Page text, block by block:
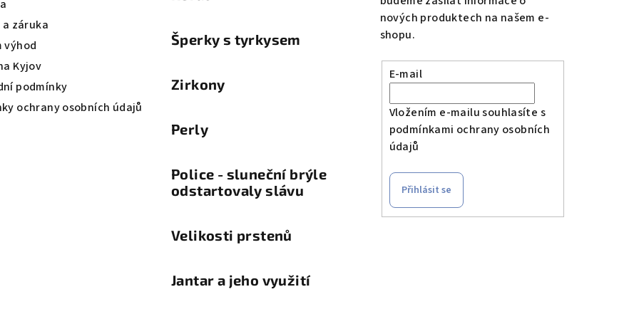
záruka
výhod
Kyjov
podmínky
ochrany osobních údajů
Šperky s tyrkysem
Zirkony
Perly
Police - sluneční brýle
odstartovaly slávu
Velikosti prstenů
Jantar a jeho využití
nových produktech na našem e-
shopu.
E-mail
Vložením e-mailu souhlasíte s
podmínkami ochrany osobních
údajů
Přihlásit se